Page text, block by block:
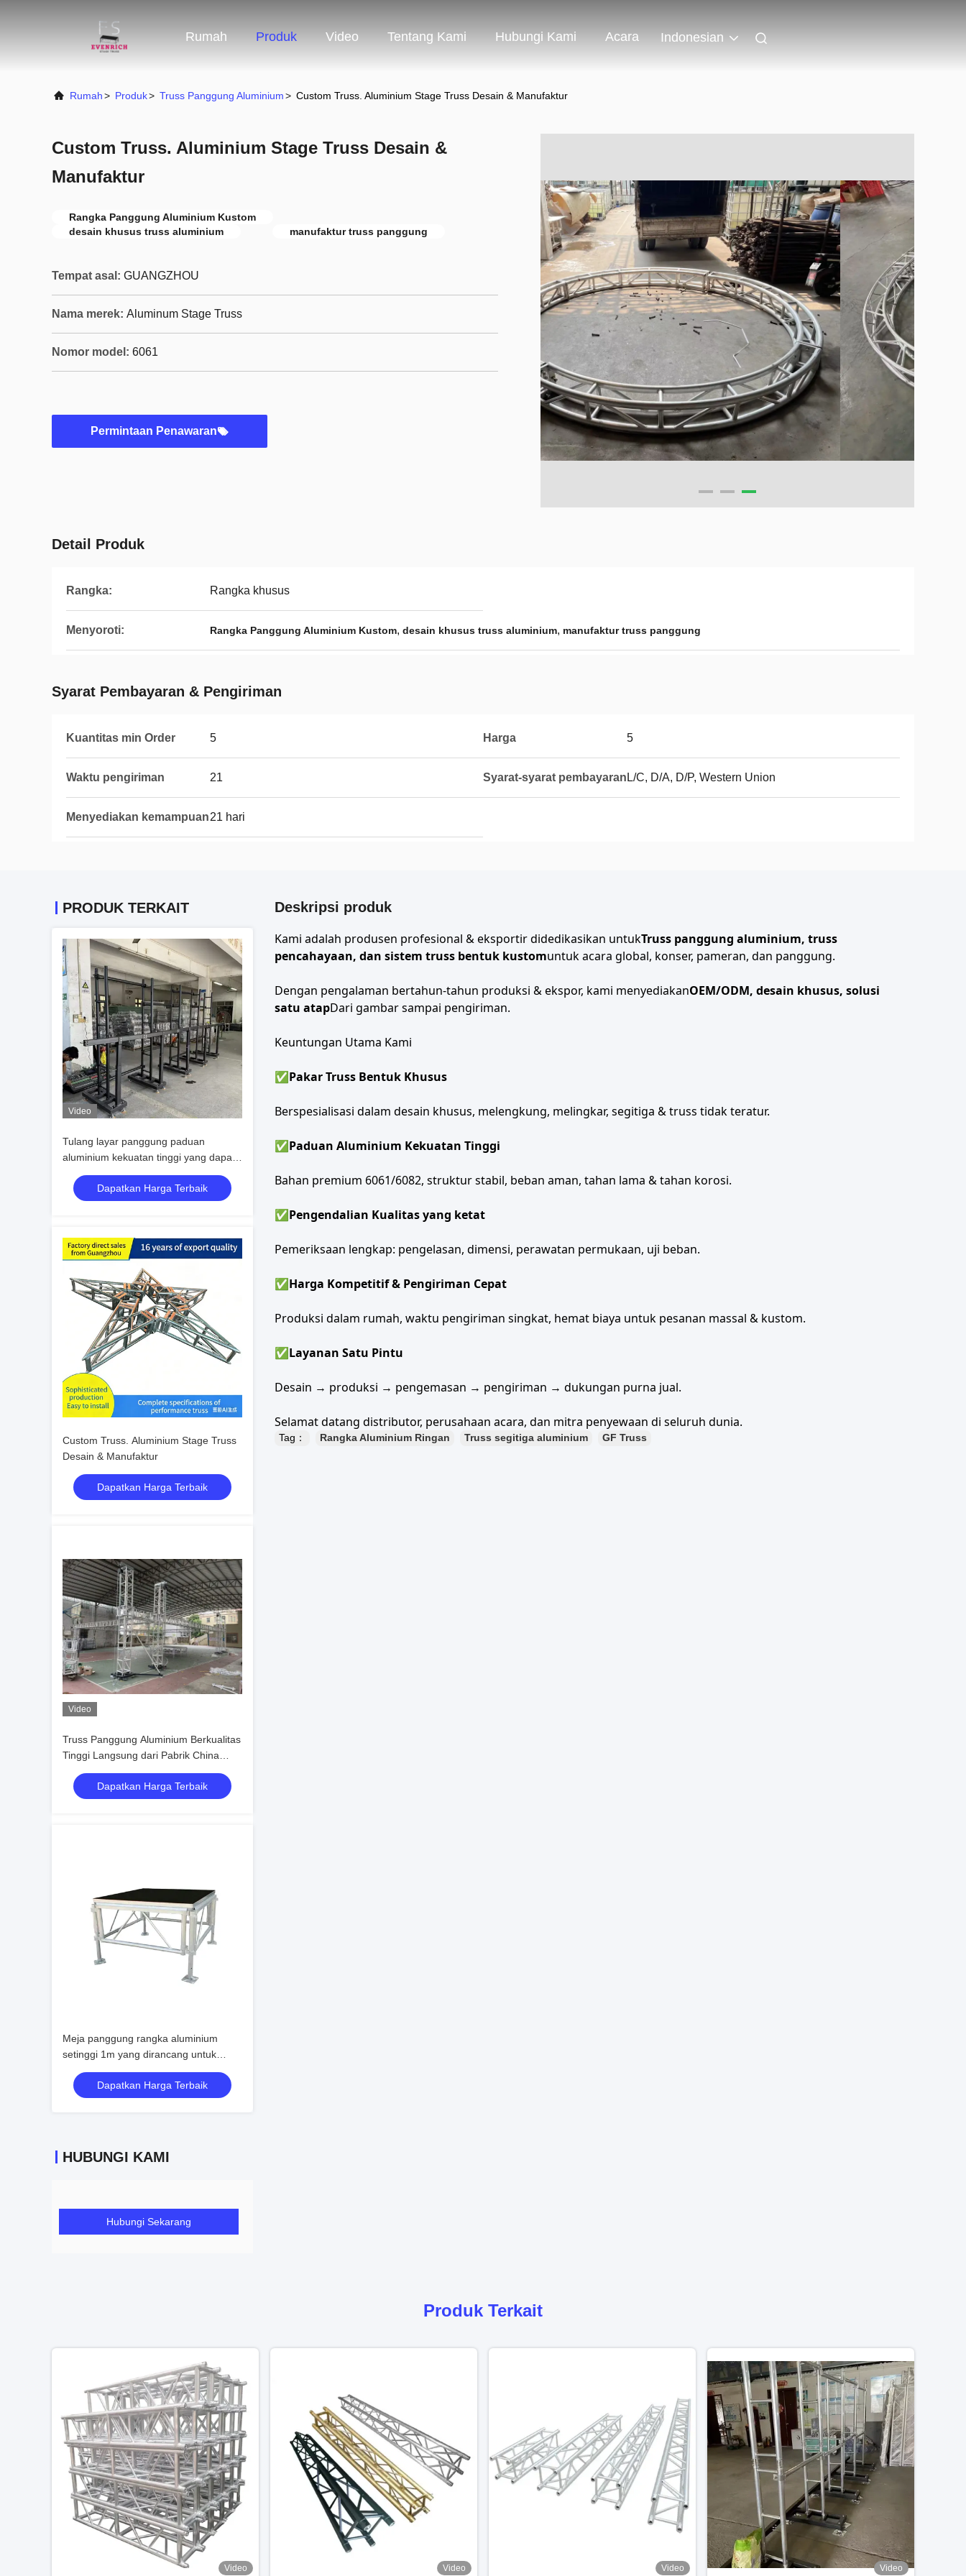
Rumah Produk Video Tentang Kami Hubungi Kami Acara Indonesian
Rumah> Produk> Truss Panggung Aluminium> Custom Truss. Aluminium Stage Truss Desain & Manufaktur
Custom Truss. Aluminium Stage Truss Desain &
Manufaktur
Rangka Panggung Aluminium Kustom
desain khusus truss aluminium
manufaktur truss panggung
Tempat asal: GUANGZHOU
Nama merek: Aluminum Stage Truss
Nomor model: 6061
Permintaan Penawaran
Detail Produk
Rangka: Rangka khusus
Menyoroti: Rangka Panggung Aluminium Kustom, desain khusus truss aluminium, manufaktur truss panggung
Syarat Pembayaran & Pengiriman
Kuantitas min Order 5 Harga 5
Waktu pengiriman 21 Syarat-syarat pembayaran L/C, D/A, D/P, Western Union
Menyediakan kemampuan21 hari
PRODUK TERKAIT
Video
Tulang layar panggung paduan
aluminium kekuatan tinggi yang dapat
dilipat untuk dukungan layar LED
ringan dalam acara luar dan dalam
ruangan
Dapatkan Harga Terbaik
Custom Truss. Aluminium Stage Truss
Desain & Manufaktur
Dapatkan Harga Terbaik
Video
Truss Panggung Aluminium Berkualitas
Tinggi Langsung dari Pabrik China
guangzhou400*400 truss aluminium
Dapatkan Harga Terbaik
Meja panggung rangka aluminium
setinggi 1m yang dirancang untuk
perakitan mudah, struktur tahan lama,
dan aplikasi acara serbaguna
Dapatkan Harga Terbaik
HUBUNGI KAMI
Hubungi Sekarang
Deskripsi produk
Kami adalah produsen profesional & eksportir didedikasikan untukTruss panggung aluminium, truss
pencahayaan, dan sistem truss bentuk kustomuntuk acara global, konser, pameran, dan panggung.
Dengan pengalaman bertahun-tahun produksi & ekspor, kami menyediakanOEM/ODM, desain khusus, solusi
satu atapDari gambar sampai pengiriman.
Keuntungan Utama Kami
✅Pakar Truss Bentuk Khusus
Berspesialisasi dalam desain khusus, melengkung, melingkar, segitiga & truss tidak teratur.
✅Paduan Aluminium Kekuatan Tinggi
Bahan premium 6061/6082, struktur stabil, beban aman, tahan lama & tahan korosi.
✅Pengendalian Kualitas yang ketat
Pemeriksaan lengkap: pengelasan, dimensi, perawatan permukaan, uji beban.
✅Harga Kompetitif & Pengiriman Cepat
Produksi dalam rumah, waktu pengiriman singkat, hemat biaya untuk pesanan massal & kustom.
✅Layanan Satu Pintu
Desain → produksi → pengemasan → pengiriman → dukungan purna jual.
Selamat datang distributor, perusahaan acara, dan mitra penyewaan di seluruh dunia.
Tag： Rangka Aluminium Ringan Truss segitiga aluminium GF Truss
Produk Terkait
Video Video Video Video